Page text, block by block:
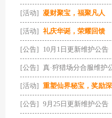
[活动] 凝财聚宝，福聚凡人
[活动] 礼庆华诞，荣耀回馈
[公告] 10月1日更新维护公告
[公告] 真·狩猎场分合服维护
[活动] 重塑仙界秘宝，奖励
[公告] 9月25日更新维护公告